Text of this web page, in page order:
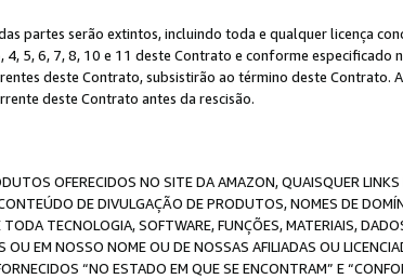
partes serão extintos, incluindo toda e qualquer licença
5, 6, 7, 8, 10 e 11 deste Contrato e conforme especificado
deste Contrato, subsistirão ao término deste Contrato.
deste Contrato antes da rescisão.
OFERECIDOS NO SITE DA AMAZON, QUAISQUER LINKS
DE DIVULGAÇÃO DE PRODUTOS, NOMES DE
TECNOLOGIA, SOFTWARE, FUNÇÕES, MATERIAIS,
EM NOSSO NOME OU DE NOSSAS AFILIADAS OU
“NO ESTADO EM QUE SE ENCONTRAM” E